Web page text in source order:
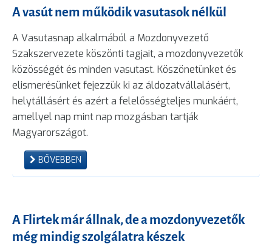
A vasút nem működik vasutasok nélkül
A Vasutasnap alkalmából a Mozdonyvezető
Szakszervezete köszönti tagjait, a mozdonyvezetők
közösségét és minden vasutast. Köszönetünket és
elismerésünket fejezzük ki az áldozatvállalásért,
helytállásért és azért a felelősségteljes munkáért,
amellyel nap mint nap mozgásban tartják
Magyarországot.
BŐVEBBEN
A Flirtek már állnak, de a mozdonyvezetők
még mindig szolgálatra készek